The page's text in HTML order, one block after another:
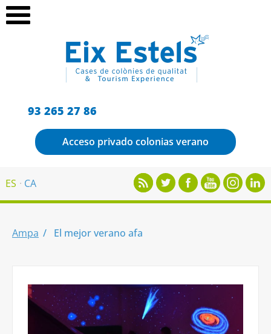
93 265 27 86
Acceso privado colonias verano
ES CA
Ampa El mejor verano afa